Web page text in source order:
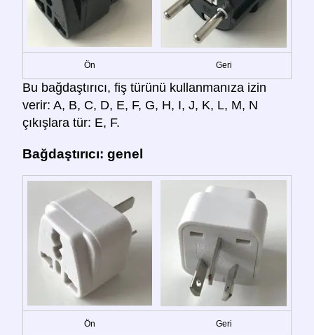
Ön Geri
Bu bağdaştırıcı, fiş türünü kullanmanıza izin
verir: A, B, C, D, E, F, G, H, I, J, K, L, M, N
çıkışlara tür: E, F.
Bağdaştırıcı: genel
Ön Geri